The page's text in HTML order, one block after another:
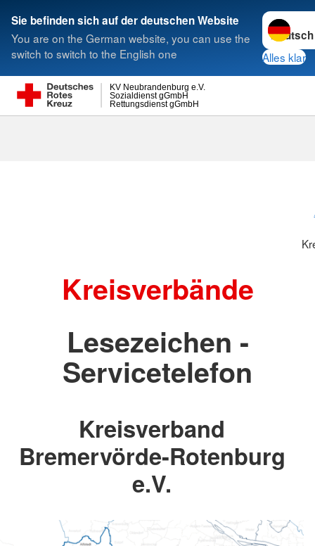
Sie befinden sich auf der deutschen Website
You are on the German website, you can use the
switch to switch to the English one
Sprache
Alles klar
Rettungsdienst gGmbH
Sozialdienst gGmbH
KV Neubrandenburg e.V.
Suche
Kreisverbände
Lesezeichen -
Servicetelefon
Kreisverband
Bremervörde-Rotenburg
e.V.